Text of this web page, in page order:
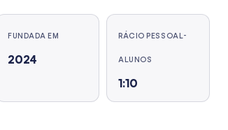
FUNDADA EM
2024
RÁCIO PESSOAL-
ALUNOS
1:10